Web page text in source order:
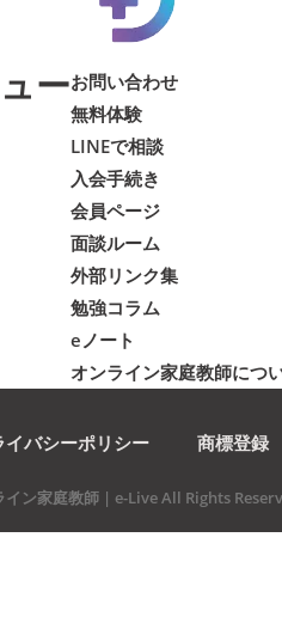
ーお問い合わせ
無料体験
LINEで相談
入会手続き
会員ページ
面談ルーム
外部リンク集
勉強コラム
eノート
オンライン家庭教師につ
イバシーポリシー 商標登録
ン家庭教師 | e-Live All Rights